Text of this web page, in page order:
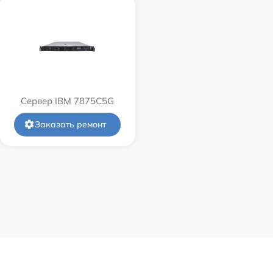
Сервер IBM 7875C5G
Заказать ремонт